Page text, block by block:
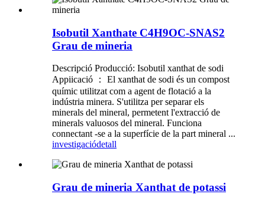
Isobutil Xanthate C4H9OC-SNAS2
Grau de mineria
Descripció Producció: Isobutil xanthat de sodi
Appiicació ： El xanthat de sodi és un compost
químic utilitzat com a agent de flotació a la
indústria minera. S'utilitza per separar els
minerals del mineral, permetent l'extracció de
minerals valuosos del mineral. Funciona
connectant -se a la superfície de la part mineral ...
investigaciódetall
Grau de mineria Xanthat de potassi